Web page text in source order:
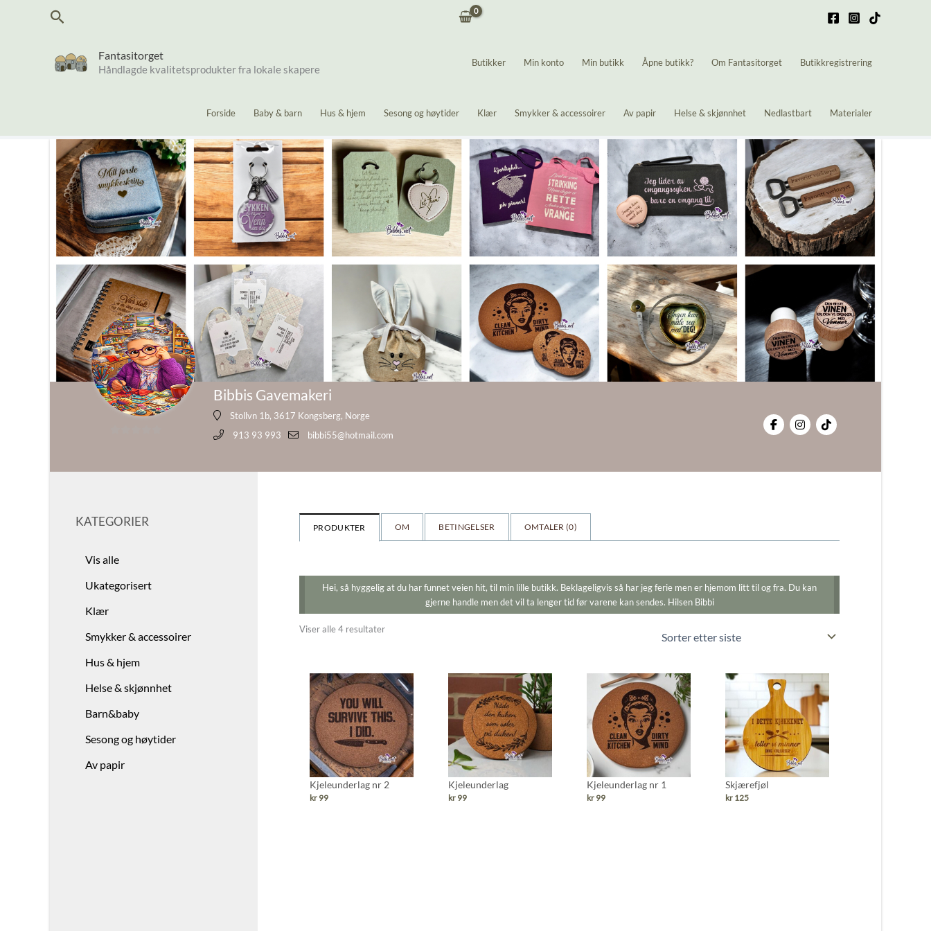
Søk
Fantasitorget
Håndlagde kvalitetsprodukter fra lokale skapere
Butikker Min konto Min butikk Åpne butikk? Om Fantasitorget Butikkregistrering
Forside Baby & barn Hus & hjem Sesong og høytider Klær Smykker & accessoirer Av papir Helse & skjønnhet Nedlastbart Materialer
av
Bibbis Gavemakeri
Stollvn 1b, 3617 Kongsberg, Norge
913 93 993
bibbi55@hotmail.com
PRODUKTER OM BETINGELSER OMTALER (0)
Hei, så hyggelig at du har funnet veien hit, til min lille butikk. Beklageligvis så har jeg ferie men er hjemom litt til og fra. Du kan
gjerne handle men det vil ta lenger tid før varene kan sendes. Hilsen Bibbi
Viser alle 4 resultaterSortert
Kjeleunderlag nr 2
kr 99
Kjeleunderlag
kr 99
Kjeleunderlag nr 1
kr 99
Skjærefjøl
kr 125
KATEGORIER
Vis alle
Ukategorisert
Klær
Smykker & accessoirer
Hus & hjem
Helse & skjønnhet
Barn&baby
Sesong og høytider
Av papir